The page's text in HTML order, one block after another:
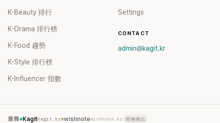
K-Beauty 排行
K-Drama 排行榜
K-Food 趨勢
K-Style 排行榜
K-Influencer 指數
Settings
CONTACT
admin@kagit.kr
服務 Kagitkagit.kr wishnotewishnote.kr 即將推出